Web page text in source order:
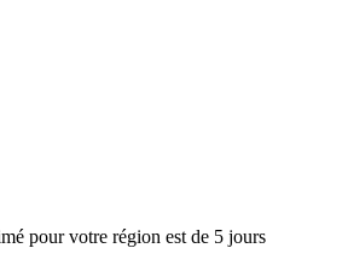
pour votre région est de 5 jours